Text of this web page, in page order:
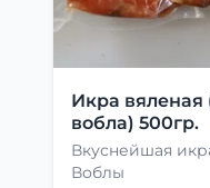
Икра вяленая
вобла) 500гр.
Вкуснейшая
Воблы